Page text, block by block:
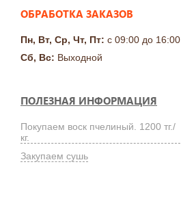
ОБРАБОТКА ЗАКАЗОВ
Пн, Вт, Ср, Чт, Пт: с 09:00 до 16:00
Сб, Вс: Выходной
ПОЛЕЗНАЯ ИНФОРМАЦИЯ
Покупаем воск пчелиный. 1200 тг./
кг.
Закупаем сушь